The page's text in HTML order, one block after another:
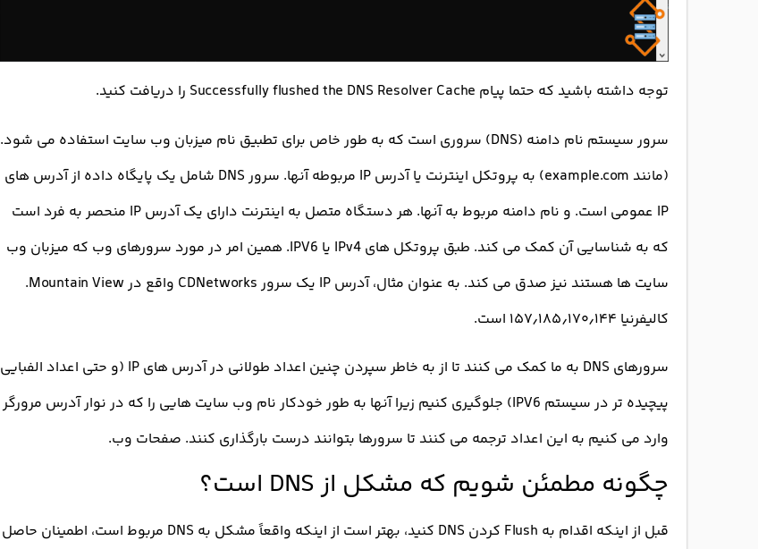
توجه داشته باشید که حتما پیام Successfully flushed the DNS Resolver Cache را دریافت کنید.
سرور سیستم نام دامنه (DNS) سروری است که به طور خاص برای تطبیق نام میزبان وب سایت استفاده می شود.
(مانند example.com) به پروتکل اینترنت یا آدرس IP مربوطه آنها. سرور DNS شامل یک پایگاه داده از آدرس های
IP عمومی است. و نام دامنه مربوط به آنها. هر دستگاه متصل به اینترنت دارای یک آدرس IP منحصر به فرد است
که به شناسایی آن کمک می کند. طبق پروتکل های IPv4 یا IPV6. همین امر در مورد سرورهای وب که میزبان وب
سایت ها هستند نیز صدق می کند. به عنوان مثال، آدرس IP یک سرور CDNetworks واقع در Mountain View.
کالیفرنیا ۱۵۷٫۱۸۵٫۱۷۰٫۱۴۴ است.
سرورهای DNS به ما کمک می کنند تا از به خاطر سپردن چنین اعداد طولانی در آدرس های IP (و حتی اعداد الفبایی
پیچیده تر در سیستم IPV6) جلوگیری کنیم زیرا آنها به طور خودکار نام وب سایت هایی را که در نوار آدرس مرورگر
وارد می کنیم به این اعداد ترجمه می کنند تا سرورها بتوانند درست بارگذاری کنند. صفحات وب.
چگونه مطمئن شویم که مشکل از DNS است؟
قبل از اینکه اقدام به Flush کردن DNS کنید، بهتر است از اینکه واقعاً مشکل به DNS مربوط است، اطمینان حاصل